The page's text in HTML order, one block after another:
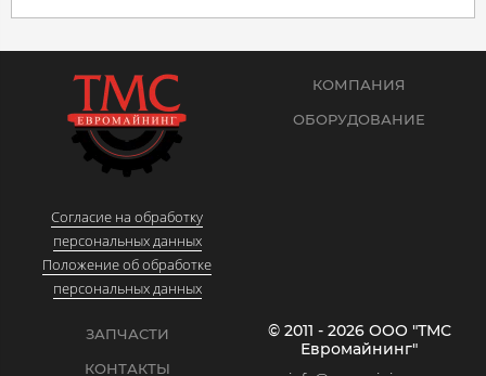
Согласие на обработку
персональных данных
Положение об обработке
персональных данных
КОМПАНИЯ
ОБОРУДОВАНИЕ
ЗАПЧАСТИ
КОНТАКТЫ
© 2011 - 2026 ООО "ТМС
Евромайнинг"